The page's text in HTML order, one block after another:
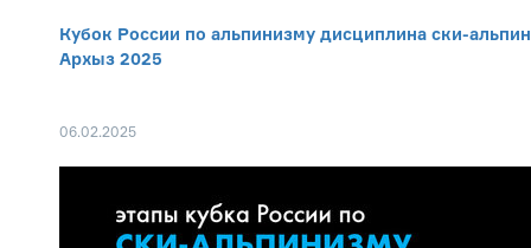
Кубок России по альпинизму дисциплина ски-
Архыз 2025
06.02.2025